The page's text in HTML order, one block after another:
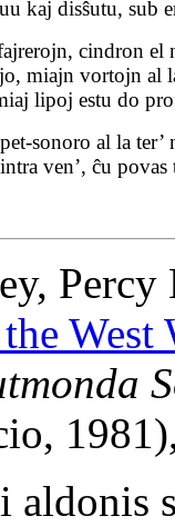
kaj disŝutu, sub
cindron el
miajn vortojn al
lipoj estu do
al la
ven’, ĉu
West
aldonis